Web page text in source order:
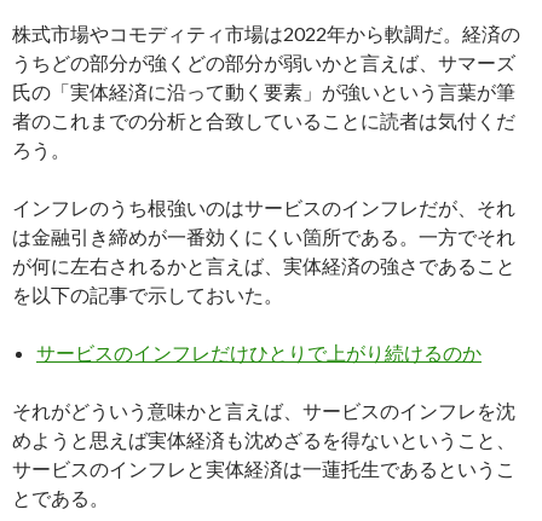
株式市場やコモディティ市場は2022年から軟調だ。経済の
うちどの部分が強くどの部分が弱いかと言えば、サマーズ
氏の「実体経済に沿って動く要素」が強いという言葉が筆
者のこれまでの分析と合致していることに読者は気付くだ
ろう。
インフレのうち根強いのはサービスのインフレだが、それ
は金融引き締めが一番効くにくい箇所である。一方でそれ
が何に左右されるかと言えば、実体経済の強さであること
を以下の記事で示しておいた。
サービスのインフレだけひとりで上がり続けるのか
それがどういう意味かと言えば、サービスのインフレを沈
めようと思えば実体経済も沈めざるを得ないということ、
サービスのインフレと実体経済は一蓮托生であるというこ
とである。